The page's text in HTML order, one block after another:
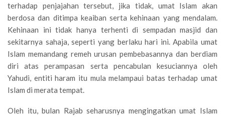
terhadap penjajahan tersebut, jika tidak, umat Islam akan
berdosa dan ditimpa keaiban serta kehinaan yang mendalam.
Kehinaan ini tidak hanya terhenti di sempadan masjid dan
sekitarnya sahaja, seperti yang berlaku hari ini. Apabila umat
Islam memandang remeh urusan pembebasannya dan berdiam
diri atas perampasan serta pencabulan kesuciannya oleh
Yahudi, entiti haram itu mula melampaui batas terhadap umat
Islam di merata tempat.
Oleh itu, bulan Rajab seharusnya mengingatkan umat Islam